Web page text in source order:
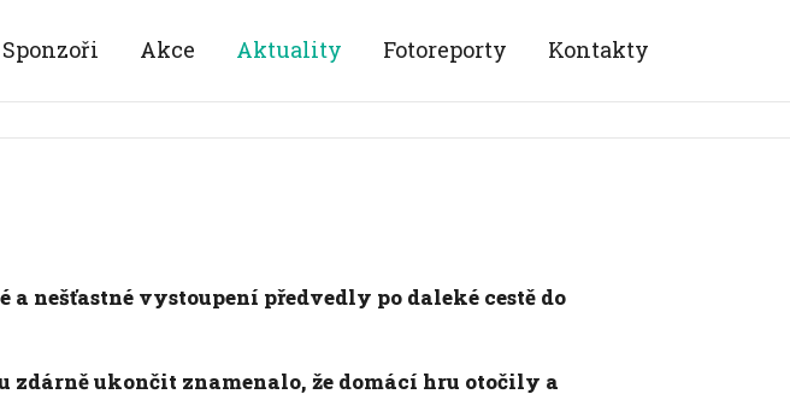
Sponzoři Akce Aktuality Fotoreporty Kontakty
nešťastné vystoupení předvedly po daleké cestě do
zdárně ukončit znamenalo, že domácí hru otočily a